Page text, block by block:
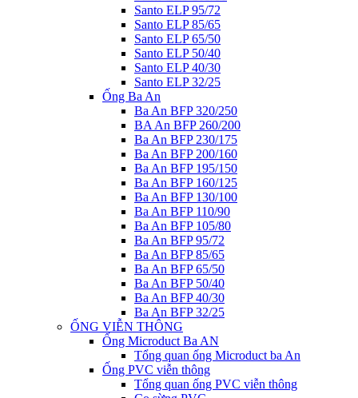
Santo ELP 95/72
Santo ELP 85/65
Santo ELP 65/50
Santo ELP 50/40
Santo ELP 40/30
Santo ELP 32/25
Ống Ba An
Ba An BFP 320/250
BA An BFP 260/200
Ba An BFP 230/175
Ba An BFP 200/160
Ba An BFP 195/150
Ba An BFP 160/125
Ba An BFP 130/100
Ba An BFP 110/90
Ba An BFP 105/80
Ba An BFP 95/72
Ba An BFP 85/65
Ba An BFP 65/50
Ba An BFP 50/40
Ba An BFP 40/30
Ba An BFP 32/25
ỐNG VIỄN THÔNG
Ống Microduct Ba AN
Tổng quan ống Microduct ba An
Ống PVC viễn thông
Tổng quan ống PVC viễn thông